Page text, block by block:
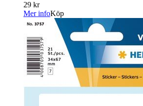
29 kr
Mer infoKöp